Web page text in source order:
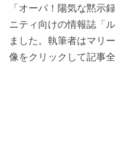
「オーパ！陽気な黙示
ニティ向けの情報誌「
ました。執筆者はマリ
像をクリックして記事